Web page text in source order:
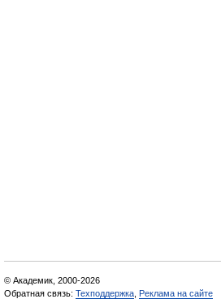
© Академик, 2000-2026
Обратная связь: Техподдержка Реклама на сайте